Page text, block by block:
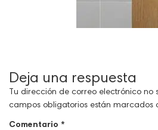
Deja una respuesta
Tu dirección de correo electrónico no
campos obligatorios están marcados
Comentario *